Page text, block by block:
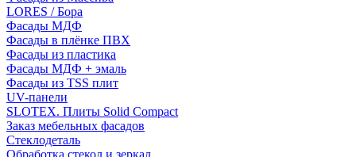
LORES / Бора
Фасады МДФ
Фасады в плёнке ПВХ
Фасады из пластика
Фасады МДФ + эмаль
Фасады из TSS плит
UV-панели
SLOTEX. Плиты Solid Compact
Заказ мебельных фасадов
Стеклодеталь
Обработка стекол и зеркал